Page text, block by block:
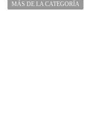
MÁS DE LA CATEGORÍA